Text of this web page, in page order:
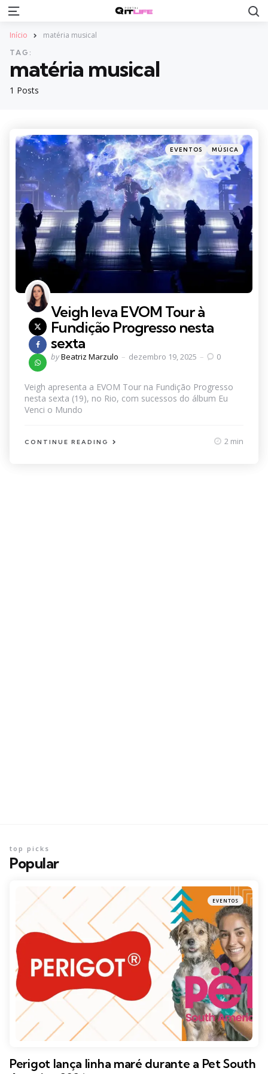
Menu
Início matéria musical
1 Posts
TAG:
matéria musical
Categories
Posted
in
EVENTOS MÚSICA
Veigh leva EVOM Tour à
Fundição Progresso nesta
sexta
Posted
byBeatriz Marzulo dezembro 19, 2025 0
Veigh apresenta a EVOM Tour na Fundição Progresso
nesta sexta (19), no Rio, com sucessos do álbum Eu
Venci o Mundo
CONTINUE READING 2 min
Popular
top picks
EVENTOS
Perigot lança linha maré durante a Pet South